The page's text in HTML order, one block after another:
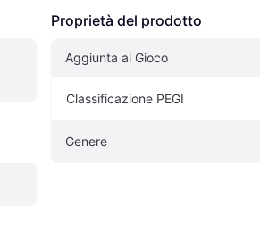
Proprietà del prodotto
Aggiunta al Gioco
Classificazione PEGI
Genere